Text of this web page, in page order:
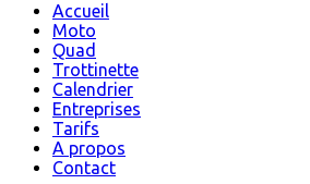
Accueil
Moto
Quad
Trottinette
Calendrier
Entreprises
Tarifs
A propos
Contact